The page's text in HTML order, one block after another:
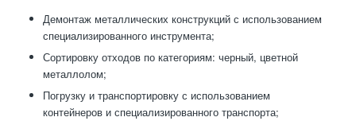
Демонтаж металлических конструкций с использованием
специализированного инструмента;
Сортировку отходов по категориям: черный, цветной
металлолом;
Погрузку и транспортировку с использованием
контейнеров и специализированного транспорта;